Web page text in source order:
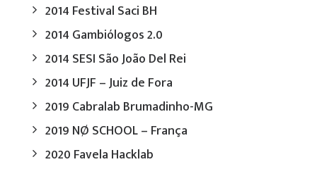
2014 Festival Saci BH
2014 Gambiólogos 2.0
2014 SESI São João Del Rei
2014 UFJF – Juiz de Fora
2019 Cabralab Brumadinho-MG
2019 NØ SCHOOL – França
2020 Favela Hacklab